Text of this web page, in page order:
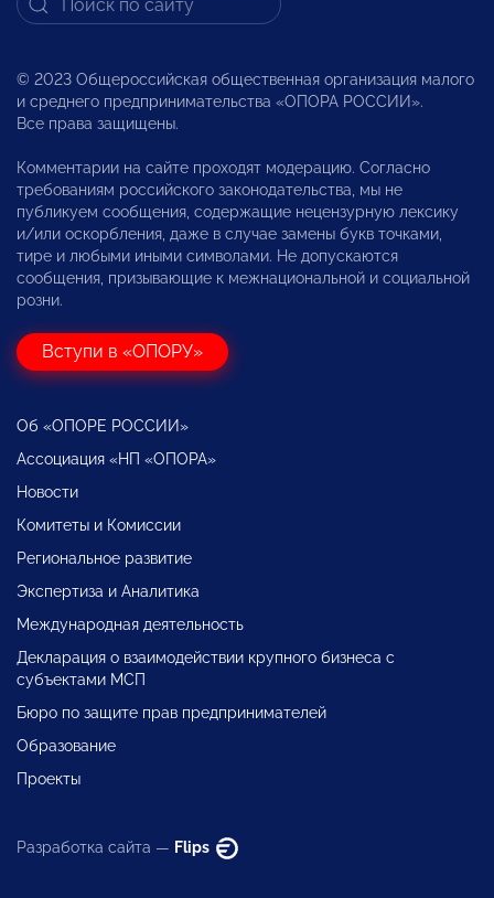
© 2023 Общероссийская общественная организация малого
и среднего предпринимательства «ОПОРА РОССИИ».
Все права защищены.
Комментарии на сайте проходят модерацию. Согласно
требованиям российского законодательства, мы не
публикуем сообщения, содержащие нецензурную лексику
и/или оскорбления, даже в случае замены букв точками,
тире и любыми иными символами. Не допускаются
сообщения, призывающие к межнациональной и социальной
розни.
Вступи в «ОПОРУ»
Об «ОПОРЕ РОССИИ»
Ассоциация «НП «ОПОРА»
Новости
Комитеты и Комиссии
Региональное развитие
Экспертиза и Аналитика
Международная деятельность
Декларация о взаимодействии крупного бизнеса с
субъектами МСП
Бюро по защите прав предпринимателей
Образование
Проекты
Разработка сайта — Flips